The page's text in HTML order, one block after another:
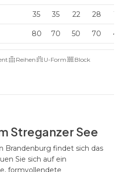
35 35 22 28 15
80 70 50 70
Reihen U-Form
Block
Streganzer See
Brandenburg findet sich das
Sie sich auf ein
formvollendete